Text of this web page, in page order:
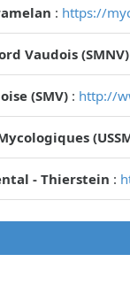
: https://
Vaudois (SMNV)
(SMV) : http://
- Thierstein :